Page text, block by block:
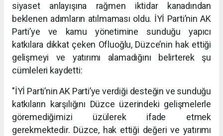
siyaset anlayışına rağmen iktidar kanadından
beklenen adımların atılmaması oldu. İYİ Parti’nin AK
Parti’ye ve kamu yönetimine sunduğu yapıcı
katkılara dikkat çeken Ofluoğlu, Düzce’nin hak ettiği
gelişmeyi ve yatırımı alamadığını belirterek şu
cümleleri kaydetti:
"İYİ Parti’nin AK Parti’ye verdiği desteğin ve sunduğu
katkıların karşılığını Düzce üzerindeki gelişmelerle
göremediğimizi üzülerek ifade etmek
gerekmektedir. Düzce, hak ettiği değeri ve yatırımı